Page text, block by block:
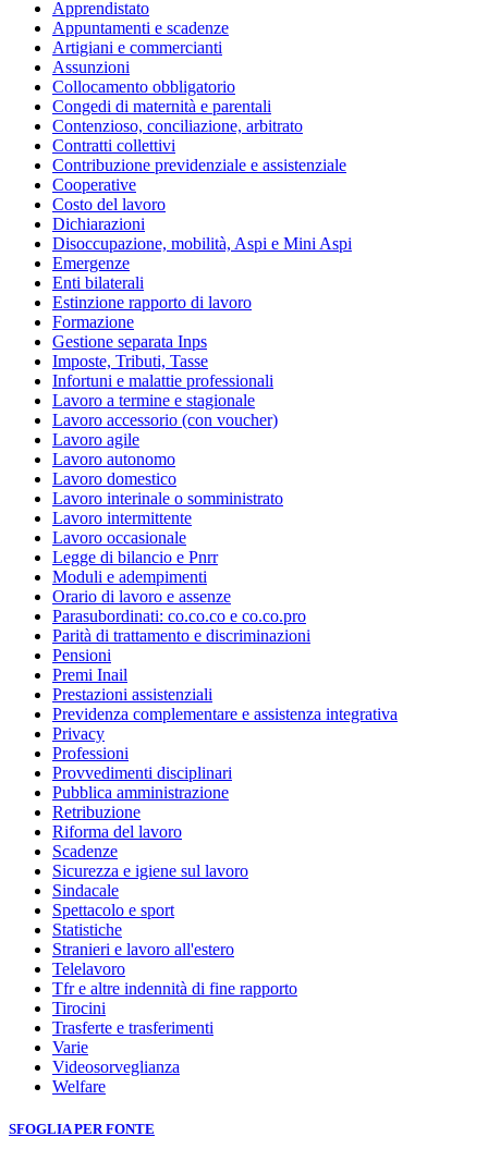
Apprendistato
Appuntamenti e scadenze
Artigiani e commercianti
Assunzioni
Collocamento obbligatorio
Congedi di maternità e parentali
Contenzioso, conciliazione, arbitrato
Contratti collettivi
Contribuzione previdenziale e assistenziale
Cooperative
Costo del lavoro
Dichiarazioni
Disoccupazione, mobilità, Aspi e Mini Aspi
Emergenze
Enti bilaterali
Estinzione rapporto di lavoro
Formazione
Gestione separata Inps
Imposte, Tributi, Tasse
Infortuni e malattie professionali
Lavoro a termine e stagionale
Lavoro accessorio (con voucher)
Lavoro agile
Lavoro autonomo
Lavoro domestico
Lavoro interinale o somministrato
Lavoro intermittente
Lavoro occasionale
Legge di bilancio e Pnrr
Moduli e adempimenti
Orario di lavoro e assenze
Parasubordinati: co.co.co e co.co.pro
Parità di trattamento e discriminazioni
Pensioni
Premi Inail
Prestazioni assistenziali
Previdenza complementare e assistenza integrativa
Privacy
Professioni
Provvedimenti disciplinari
Pubblica amministrazione
Retribuzione
Riforma del lavoro
Scadenze
Sicurezza e igiene sul lavoro
Sindacale
Spettacolo e sport
Statistiche
Stranieri e lavoro all'estero
Telelavoro
Tfr e altre indennità di fine rapporto
Tirocini
Trasferte e trasferimenti
Varie
Videosorveglianza
Welfare
SFOGLIA PER FONTE